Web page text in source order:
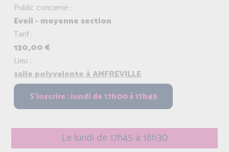
Public concerné :
Eveil - moyenne section
Tarif :
130,00 €
Lieu :
salle polyvalente à AMFREVILLE
Le lundi de 17h45 à 18h30